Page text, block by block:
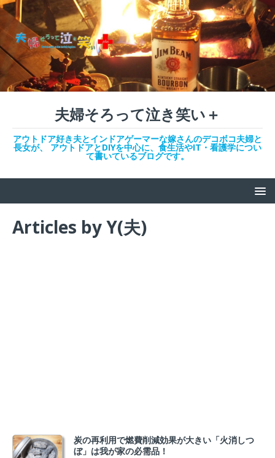
夫婦そろって泣き笑い＋
アウトドア好き夫とインドアゲーマーな嫁さんのデコボコ夫婦と
長女が、 アウトドアとDIYを中心に、食生活やIT・看護学につい
て書いているブログです。
Articles byY(夫)
炭の再利用で燃費削減効果が大きい「火消しつ
ぼ」は我が家の必需品！